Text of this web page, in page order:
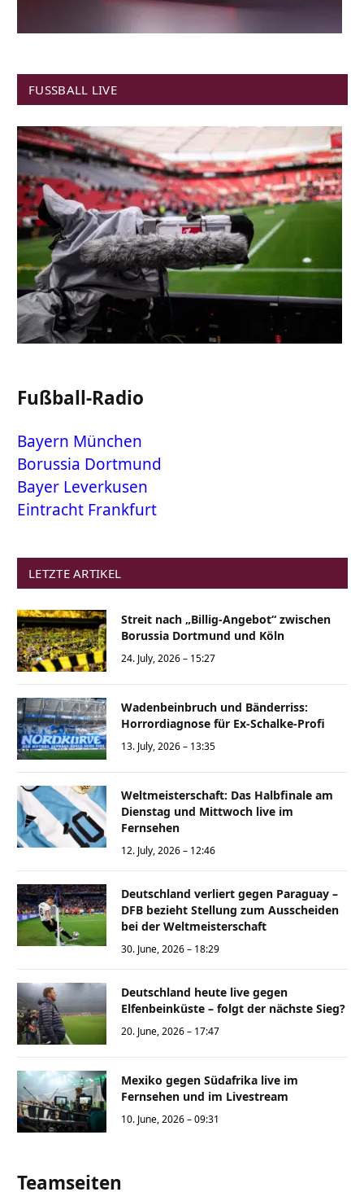
FUSSBALL LIVE
Fußball-Radio
Bayern München
Borussia Dortmund
Bayer Leverkusen
Eintracht Frankfurt
LETZTE ARTIKEL
Streit nach „Billig-Angebot“ zwischen
Borussia Dortmund und Köln
24. July, 2026 – 15:27
Wadenbeinbruch und Bänderriss:
Horrordiagnose für Ex-Schalke-Profi
13. July, 2026 – 13:35
Weltmeisterschaft: Das Halbfinale am
Dienstag und Mittwoch live im
Fernsehen
12. July, 2026 – 12:46
Deutschland verliert gegen Paraguay –
DFB bezieht Stellung zum Ausscheiden
bei der Weltmeisterschaft
30. June, 2026 – 18:29
Deutschland heute live gegen
Elfenbeinküste – folgt der nächste Sieg?
20. June, 2026 – 17:47
Mexiko gegen Südafrika live im
Fernsehen und im Livestream
10. June, 2026 – 09:31
Teamseiten